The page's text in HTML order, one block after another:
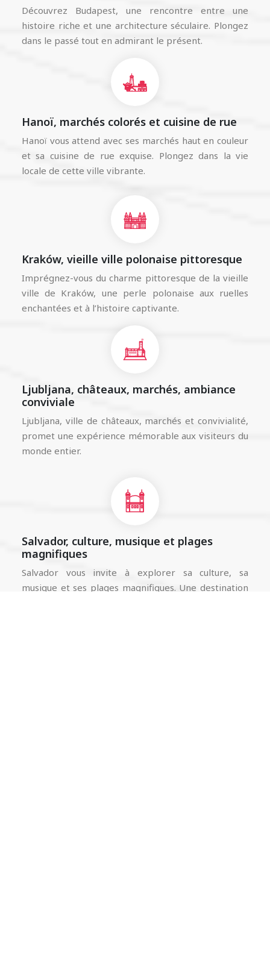
Découvrez Budapest, une rencontre entre une
histoire riche et une architecture séculaire. Plongez
dans le passé tout en admirant le présent.
Hanoï, marchés colorés et cuisine de rue
Hanoï vous attend avec ses marchés haut en couleur
et sa cuisine de rue exquise. Plongez dans la vie
locale de cette ville vibrante.
Kraków, vieille ville polonaise pittoresque
Imprégnez-vous du charme pittoresque de la vieille
ville de Kraków, une perle polonaise aux ruelles
enchantées et à l’histoire captivante.
Ljubljana, châteaux, marchés, ambiance
conviviale
Ljubljana, ville de châteaux, marchés et convivialité,
promet une expérience mémorable aux visiteurs du
monde entier.
Salvador, culture, musique et plages
magnifiques
Salvador vous invite à explorer sa culture, sa
musique et ses plages magnifiques. Une destination